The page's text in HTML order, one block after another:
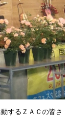
するＺＡＣの皆さ